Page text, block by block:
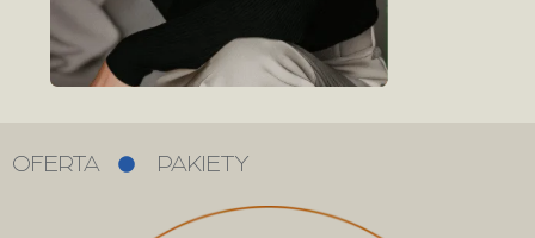
OFERTA PAKIETY